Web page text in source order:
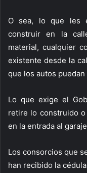
O sea, lo que les
construir en la
material, cualquier
existente desde la
que los autos
Lo que exige el
retire lo construido o
en la entrada al
Los consorcios que
han recibido la